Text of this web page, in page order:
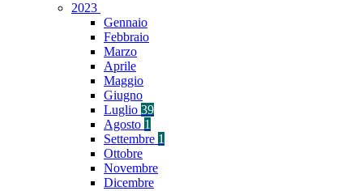
2023
Gennaio
Febbraio
Marzo
Aprile
Maggio
Giugno
Luglio 39
Agosto 1
Settembre 1
Ottobre
Novembre
Dicembre